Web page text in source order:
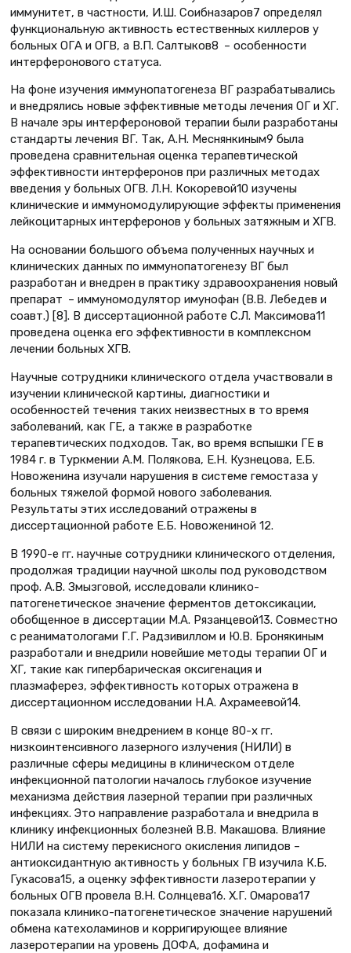
иммунитет, в частности, И.Ш. Соибназаров7 определял
функциональную активность естественных киллеров у
больных ОГА и ОГВ, а В.П. Салтыков8 – особенности
интерферонового статуса.
На фоне изучения иммунопатогенеза ВГ разрабатывались
и внедрялись новые эффективные методы лечения ОГ и ХГ.
В начале эры интерфероновой терапии были разработаны
стандарты лечения ВГ. Так, А.Н. Меснянкиным9 была
проведена сравнительная оценка терапевтической
эффективности интерферонов при различных методах
введения у больных ОГВ. Л.Н. Кокоревой10 изучены
клинические и иммуномодулирующие эффекты применения
лейкоцитарных интерферонов у больных затяжным и ХГВ.
На основании большого объема полученных научных и
клинических данных по иммунопатогенезу ВГ был
разработан и внедрен в практику здравоохранения новый
препарат – иммуномодулятор имунофан (В.В. Лебедев и
соавт.) [8]. В диссертационной работе С.Л. Максимова11
проведена оценка его эффективности в комплексном
лечении больных ХГВ.
Научные сотрудники клинического отдела участвовали в
изучении клинической картины, диагностики и
особенностей течения таких неизвестных в то время
заболеваний, как ГЕ, а также в разработке
терапевтических подходов. Так, во время вспышки ГЕ в
1984 г. в Туркмении А.М. Полякова, Е.Н. Кузнецова, Е.Б.
Новоженина изучали нарушения в системе гемостаза у
больных тяжелой формой нового заболевания.
Результаты этих исследований отражены в
диссертационной работе Е.Б. Новожениной 12.
В 1990-е гг. научные сотрудники клинического отделения,
продолжая традиции научной школы под руководством
проф. А.В. Змызговой, исследовали клинико-
патогенетическое значение ферментов детоксикации,
обобщенное в диссертации М.А. Рязанцевой13. Совместно
с реаниматологами Г.Г. Радзивиллом и Ю.В. Бронякиным
разработали и внедрили новейшие методы терапии ОГ и
ХГ, такие как гипербарическая оксигенация и
плазмаферез, эффективность которых отражена в
диссертационном исследовании Н.А. Ахрамеевой14.
В связи с широким внедрением в конце 80-х гг.
низкоинтенсивного лазерного излучения (НИЛИ) в
различные сферы медицины в клиническом отделе
инфекционной патологии началось глубокое изучение
механизма действия лазерной терапии при различных
инфекциях. Это направление разработала и внедрила в
клинику инфекционных болезней В.В. Макашова. Влияние
НИЛИ на систему перекисного окисления липидов –
антиоксидантную активность у больных ГВ изучила К.Б.
Гукасова15, а оценку эффективности лазеротерапии у
больных ОГВ провела В.Н. Солнцева16. Х.Г. Омарова17
показала клинико-патогенетическое значение нарушений
обмена катехоламинов и корригирующее влияние
лазеротерапии на уровень ДОФА, дофамина и